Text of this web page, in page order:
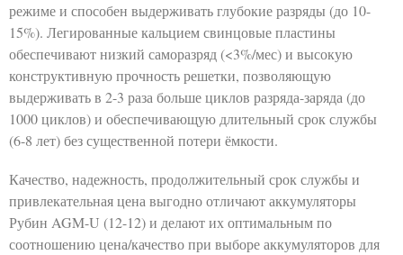
режиме и способен выдерживать глубокие разряды (до 10-
15%). Легированные кальцием свинцовые пластины
обеспечивают низкий саморазряд (<3%/мес) и высокую
конструктивную прочность решетки, позволяющую
выдерживать в 2-3 раза больше циклов разряда-заряда (до
1000 циклов) и обеспечивающую длительный срок службы
(6-8 лет) без существенной потери ёмкости.
Качество, надежность, продолжительный срок службы и
привлекательная цена выгодно отличают аккумуляторы
Рубин AGM-U (12-12) и делают их оптимальным по
соотношению цена/качество при выборе аккумуляторов для